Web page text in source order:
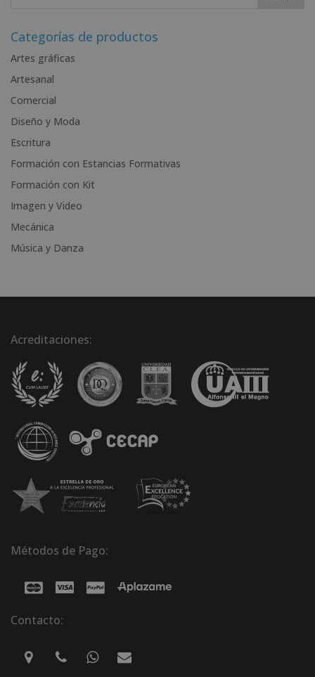
r
a
t
i
:
Categorías de productos
Artes gráficas
Artesanal
Comercial
Diseño y Moda
Escritura
Formación con Estancias Formativas
Formación con Kit
Imagen y Video
Mecánica
Música y Danza
Acreditaciones:
Métodos de Pago:
Contacto: